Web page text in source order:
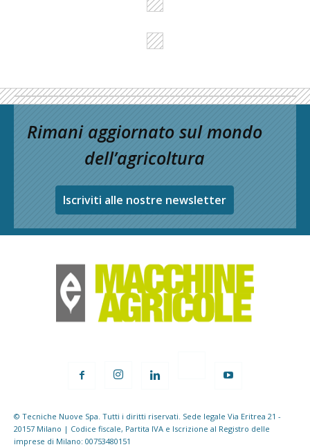
Rimani aggiornato sul mondo
dell’agricoltura
Iscriviti alle nostre newsletter
© Tecniche Nuove Spa. Tutti i diritti riservati. Sede legale Via Eritrea 21 -
20157 Milano | Codice fiscale, Partita IVA e Iscrizione al Registro delle
imprese di Milano: 00753480151